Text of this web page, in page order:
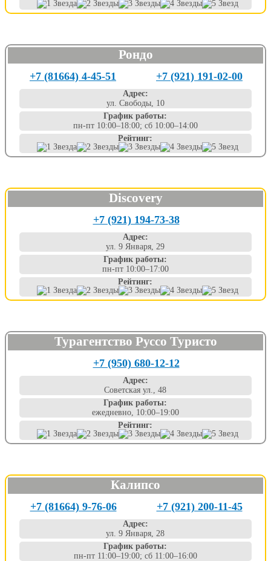
Рондо
+7 (81664) 4-45-51 +7 (921) 191-02-00
Адрес:
ул. Свободы, 10
График работы:
пн-пт 10:00–18:00; сб 10:00–14:00
Рейтинг:
Discovery
+7 (921) 194-73-38
Адрес:
ул. 9 Января, 29
График работы:
пн-пт 10:00–17:00
Рейтинг:
Турагентство Руссо Туристо
+7 (950) 680-12-12
Адрес:
Советская ул., 48
График работы:
ежедневно, 10:00–19:00
Рейтинг:
Калипсо
+7 (81664) 9-76-06 +7 (921) 200-11-45
Адрес:
ул. 9 Января, 28
График работы:
пн-пт 11:00–19:00; сб 11:00–16:00